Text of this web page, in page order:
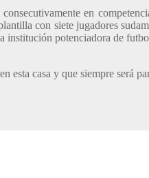
en
con siete jugadores
potenciadora de
casa y que siempre será